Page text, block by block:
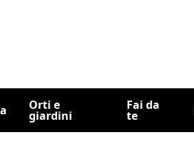
Orti e
giardini
Fai da
te